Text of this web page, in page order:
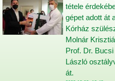
tétele
gépet adott át
Kórház
Molnár
Prof. Dr.
László
át.